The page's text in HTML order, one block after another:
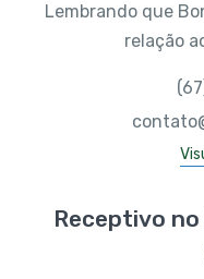
Lembrando que
relação
Receptivo